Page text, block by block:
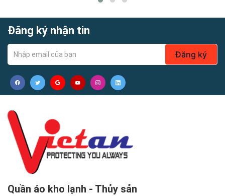
- Hàng mới 100% chưa qua sử dụng
- Là nơi uy tín, sản xuất trực tiếp không qua trung gian để
đảm bảo chất lượng và giá thành sản phẩm.
- Cam kết hình sản phẩm là hình thật tự chụp, video tự quay.
- Cam kết hoàn tiền nếu nhận hàng thấy không hài lòng,
- Thương hiệu: Cty SX TM May Việt An
- Tham khảo thêm tại website: http://baohovietan.com
Đơn giá áp dụng cho số lượng >50 bộ, nếu quý khách mua
số lượng nhiều vui lòng liên hệ Ms Ý 0914.424.525 để được
nhận giá ưu đãi và chiết khấu cao hơn
Đăng ký nhận tin
Đăng ký
Quần áo kho lạnh - Thủy sản